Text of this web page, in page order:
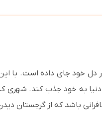
1.2 میلیون از جمعیت 3.7 میلیون نفری
به خود جذب کند. شهری
باشد که از گرجستان